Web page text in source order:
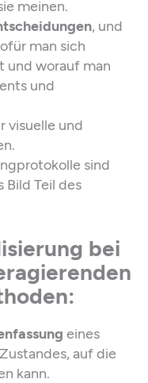
meinen.
, und
man sich
und worauf man
und
visuelle und
sind
Bild Teil des
bei
eines
auf die
kann.